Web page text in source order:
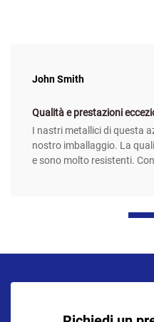
John Smith
Qualità e prestazioni
I nastri metallici di questa
nostro imballaggio. La
e sono molto resistenti.